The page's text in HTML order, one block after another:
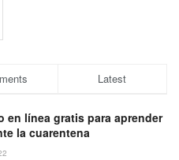
Latest
en línea gratis para aprender
la cuarentena